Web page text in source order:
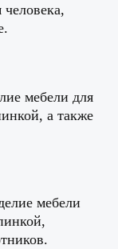
мебели для
а также
мебели